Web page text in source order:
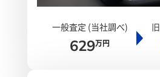
一般査定 (当社調べ)
629万円